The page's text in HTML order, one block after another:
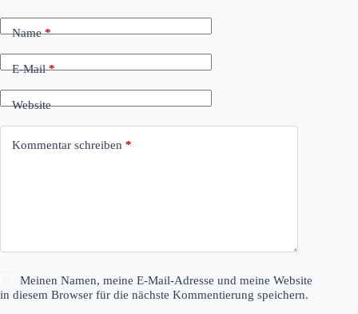
Name*
E-Mail*
Website
Kommentar schreiben *
Meinen Namen, meine E-Mail-Adresse und meine Website
in diesem Browser für die nächste Kommentierung speichern.